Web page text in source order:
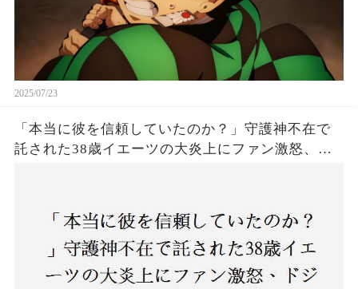
2025/07/23
「本当に彼を信頼していたのか？」守護神不在で
託された38歳イエーツの大炎上にファン激怒、ド